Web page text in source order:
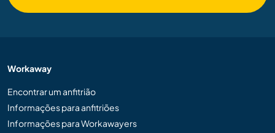
Workaway
Encontrar um anfitrião
Informações para anfitriões
Informações para Workawayers